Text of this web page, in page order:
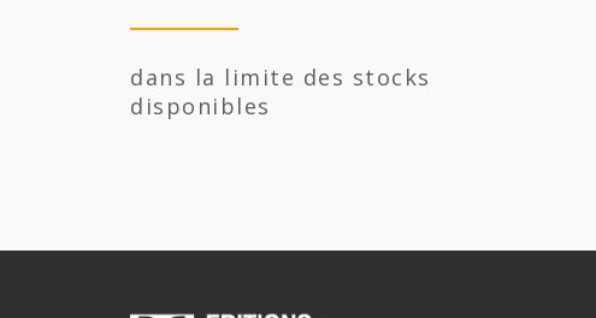
dans la limite des stocks
disponibles